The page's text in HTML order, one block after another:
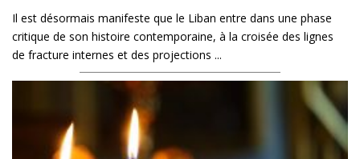
Il est désormais manifeste que le Liban entre dans une phase
critique de son histoire contemporaine, à la croisée des lignes
de fracture internes et des projections ...